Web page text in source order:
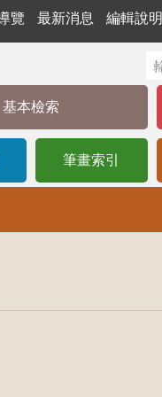
覽 最新消息 編輯說明
基本檢索
筆畫索引